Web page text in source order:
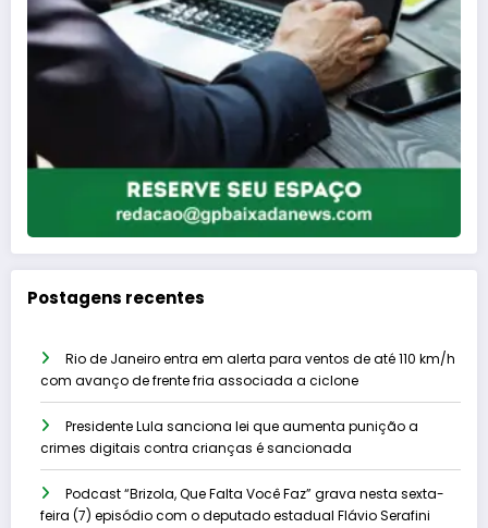
Postagens recentes
Rio de Janeiro entra em alerta para ventos de até 110 km/h
com avanço de frente fria associada a ciclone
Presidente Lula sanciona lei que aumenta punição a
crimes digitais contra crianças é sancionada
Podcast “Brizola, Que Falta Você Faz” grava nesta sexta-
feira (7) episódio com o deputado estadual Flávio Serafini